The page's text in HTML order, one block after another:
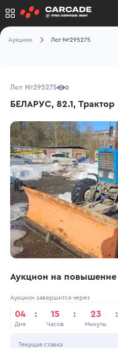
Аукцион Лот №295275
Лот №295275 0
БЕЛАРУС, 82.1, Трактор
Аукцион на повышение
Аукцион завершится через
04
Дня
: 15
Часов
: 23
Минуты
:
Текущая ставка